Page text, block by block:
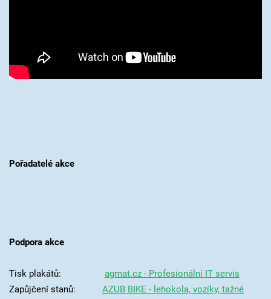
Pořadatelé akce
Podpora akce
Tisk plakátů: agmat.cz - Profesionální IT servis
Zapůjčení stanů: AZUB BIKE - lehokola, vozíky, tažné